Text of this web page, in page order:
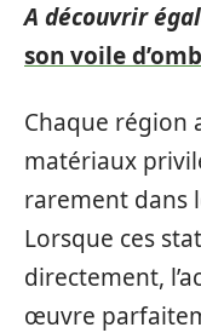
A découvrir
son voile
Chaque région
matériaux
rarement dans
Lorsque ces
directement,
œuvre